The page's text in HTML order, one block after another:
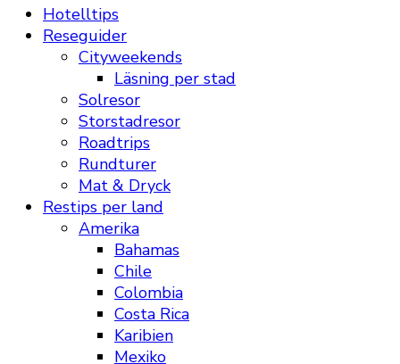
Hotelltips
Reseguider
Cityweekends
Läsning per stad
Solresor
Storstadresor
Roadtrips
Rundturer
Mat & Dryck
Restips per land
Amerika
Bahamas
Chile
Colombia
Costa Rica
Karibien
Mexiko